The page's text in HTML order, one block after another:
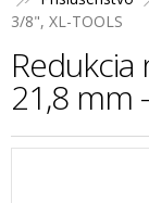
3/8", XL-TOOLS
Redukcia
21,8 mm